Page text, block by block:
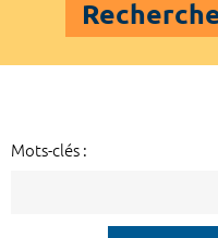
Mots-clés :